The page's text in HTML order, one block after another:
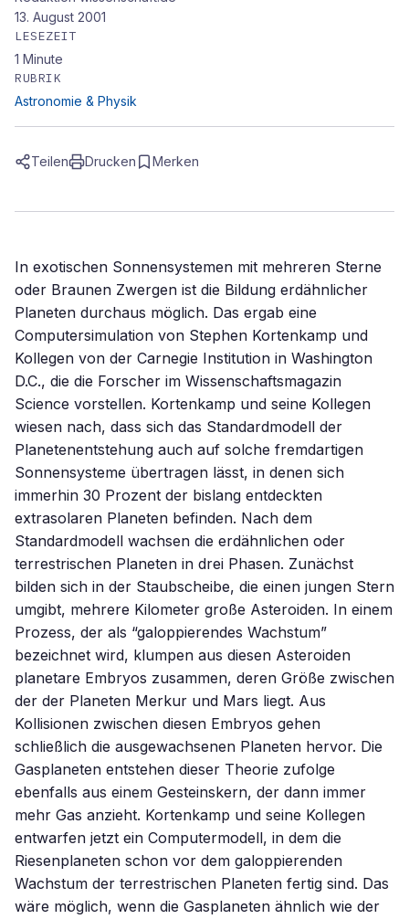
13. August 2001
LESEZEIT
1 Minute
RUBRIK
Astronomie & Physik
Teilen Drucken Merken
In exotischen Sonnensystemen mit mehreren Sterne
oder Braunen Zwergen ist die Bildung erdähnlicher
Planeten durchaus möglich. Das ergab eine
Computersimulation von Stephen Kortenkamp und
Kollegen von der Carnegie Institution in Washington
D.C., die die Forscher im Wissenschaftsmagazin
Science vorstellen. Kortenkamp und seine Kollegen
wiesen nach, dass sich das Standardmodell der
Planetenentstehung auch auf solche fremdartigen
Sonnensysteme übertragen lässt, in denen sich
immerhin 30 Prozent der bislang entdeckten
extrasolaren Planeten befinden. Nach dem
Standardmodell wachsen die erdähnlichen oder
terrestrischen Planeten in drei Phasen. Zunächst
bilden sich in der Staubscheibe, die einen jungen Stern
umgibt, mehrere Kilometer große Asteroiden. In einem
Prozess, der als “galoppierendes Wachstum”
bezeichnet wird, klumpen aus diesen Asteroiden
planetare Embryos zusammen, deren Größe zwischen
der der Planeten Merkur und Mars liegt. Aus
Kollisionen zwischen diesen Embryos gehen
schließlich die ausgewachsenen Planeten hervor. Die
Gasplaneten entstehen dieser Theorie zufolge
ebenfalls aus einem Gesteinskern, der dann immer
mehr Gas anzieht. Kortenkamp und seine Kollegen
entwarfen jetzt ein Computermodell, in dem die
Riesenplaneten schon vor dem galoppierenden
Wachstum der terrestrischen Planeten fertig sind. Das
wäre möglich, wenn die Gasplaneten ähnlich wie der